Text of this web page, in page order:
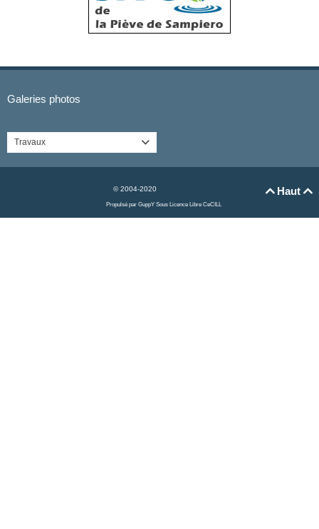
Galeries photos
Travaux 
Haut 
© 2004-2020
Propulsé par GuppY Sous Licence Libre CeCILL